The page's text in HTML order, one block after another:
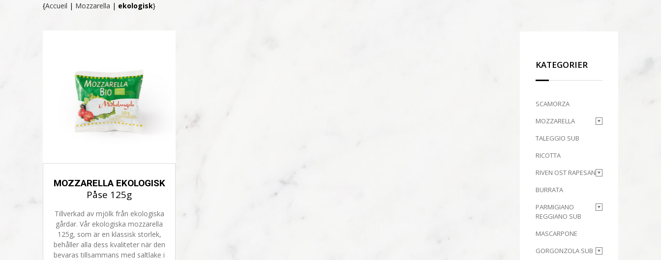
{Accueil | Mozzarella | ekologisk}
MOZZARELLA EKOLOGISK
Påse 125g
Tillverkad av mjölk från ekologiska
gårdar. Vår ekologiska mozzarella
125g, som är en klassisk storlek,
behåller alla dess kvaliteter när den
bevaras tillsammans med saltlake i
KATEGORIER
SCAMORZA
MOZZARELLA
TALEGGIO SUB
RICOTTA
RIVEN OST RAPESAN
BURRATA
PARMIGIANO
REGGIANO SUB
MASCARPONE
GORGONZOLA SUB